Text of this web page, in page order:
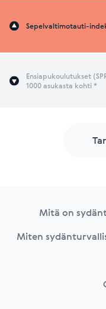
Sepelvaltimotauti-
Ensiapukoulutukset
1000 asukasta kohti *
Mitä on
Miten